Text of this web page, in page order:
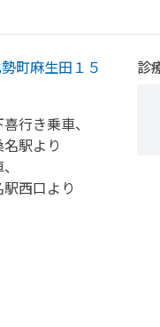
町麻生田１５
喜行き乗車、
駅より
西口より
診